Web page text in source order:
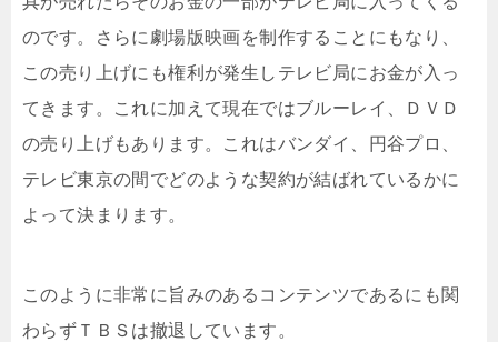
のです。さらに劇場版映画を制作することにもなり、
この売り上げにも権利が発生しテレビ局にお金が入っ
てきます。これに加えて現在ではブルーレイ、ＤＶＤ
の売り上げもあります。これはバンダイ、円谷プロ、
テレビ東京の間でどのような契約が結ばれているかに
よって決まります。
このように非常に旨みのあるコンテンツであるにも関
わらずＴＢＳは撤退しています。